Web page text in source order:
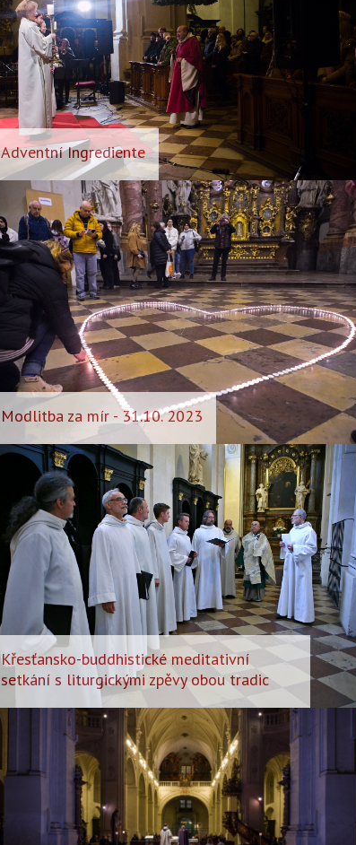
Adventní Ingrediente
Modlitba za mír - 31.10. 2023
Křesťansko-buddhistické meditativní
setkání s liturgickými zpěvy obou tradic